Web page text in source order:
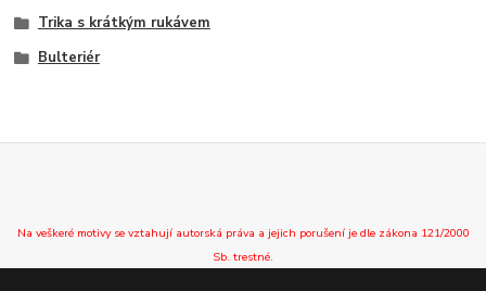
Trika s krátkým rukávem
Bulteriér
Na veškeré motivy se vztahují autorská práva a jejich porušení je dle zákona 121/2000
Sb. trestné.